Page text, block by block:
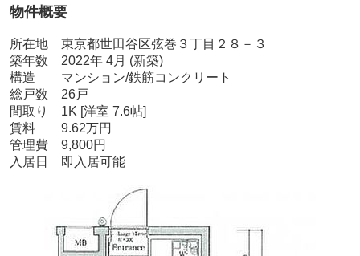
物件概要
所在地 東京都世田谷区弦巻３丁目２８－３
築年数 2022年 4月 (新築)
構造 マンション/鉄筋コンクリート
総戸数 26戸
間取り 1K [洋室 7.6帖]
賃料 9.62万円
管理費 9,800円
入居日 即入居可能